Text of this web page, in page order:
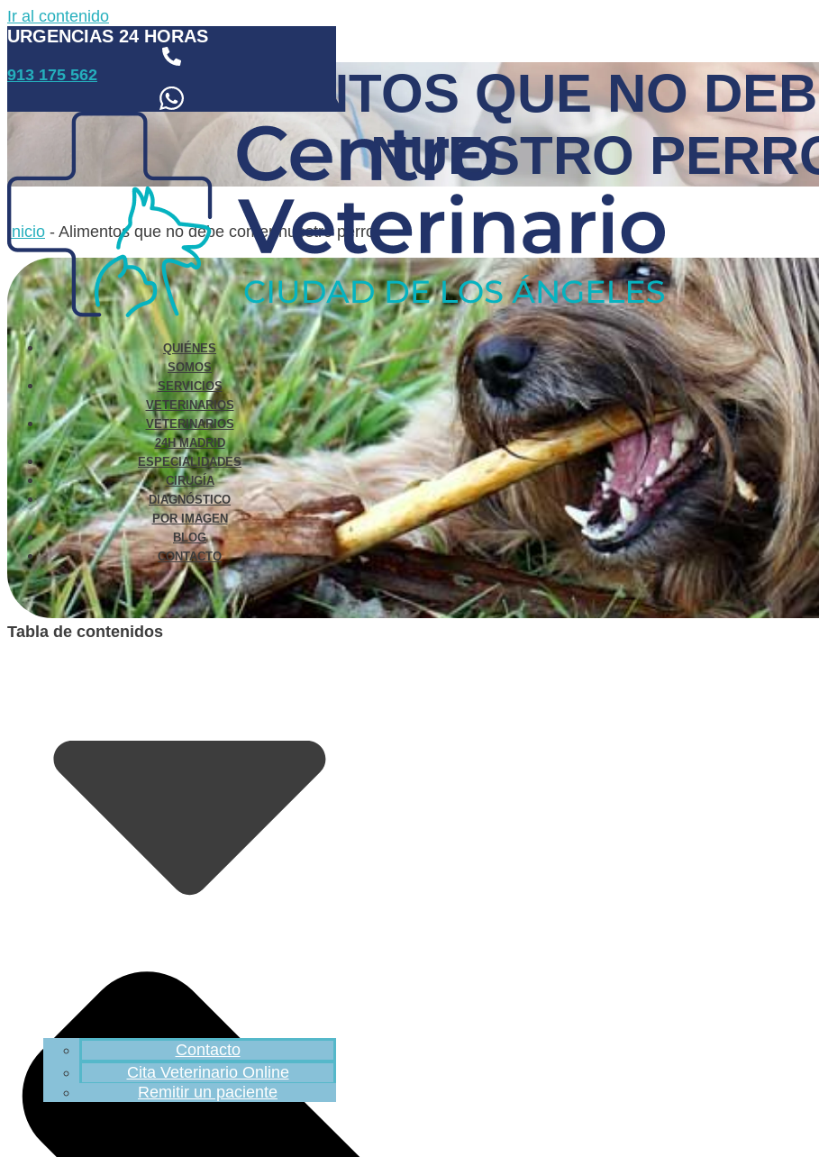
Ir al contenido
URGENCIAS 24 HORAS
913 175 562
QUIÉNES
SOMOS
SERVICIOS
VETERINARIOS
VETERINARIOS
24H MADRID
ESPECIALIDADES
CIRUGÍA
DIAGNÓSTICO
POR IMAGEN
BLOG
CONTACTO
Contacto
Cita Veterinario Online
Remitir un paciente
ALIMENTOS QUE NO
NUESTRO
Inicio - Alimentos que no debe comer nuestro perro
Tabla de contenidos